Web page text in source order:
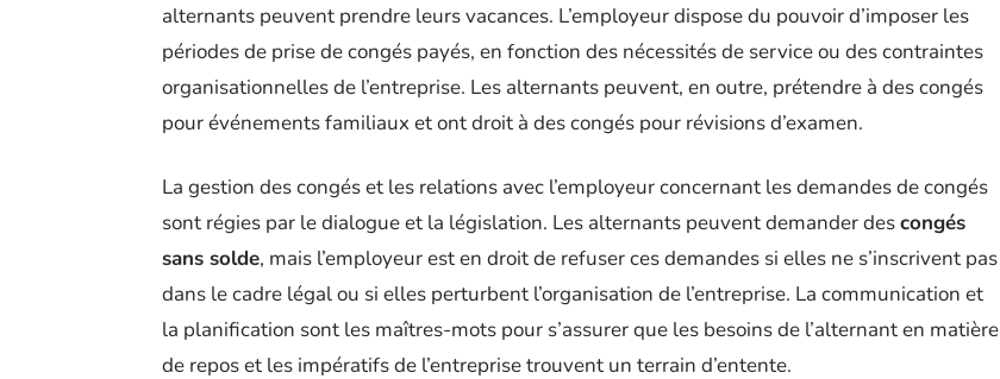
alternants peuvent prendre leurs vacances. L’employeur dispose du pouvoir d’imposer les
périodes de prise de congés payés, en fonction des nécessités de service ou des contraintes
organisationnelles de l’entreprise. Les alternants peuvent, en outre, prétendre à des congés
pour événements familiaux et ont droit à des congés pour révisions d’examen.
La gestion des congés et les relations avec l’employeur concernant les demandes de congés
sont régies par le dialogue et la législation. Les alternants peuvent demander descongés
sans solde, mais l’employeur est en droit de refuser ces demandes si elles ne s’inscrivent pas
dans le cadre légal ou si elles perturbent l’organisation de l’entreprise. La communication et
la planification sont les maîtres-mots pour s’assurer que les besoins de l’alternant en matière
de repos et les impératifs de l’entreprise trouvent un terrain d’entente.